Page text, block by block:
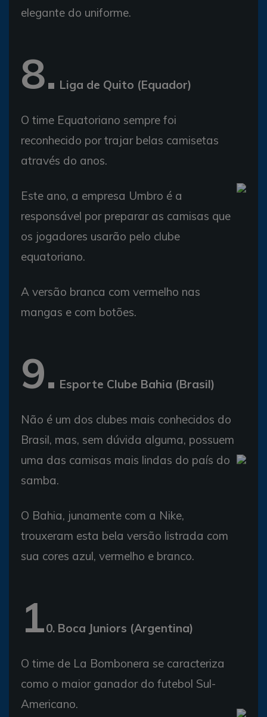
elegante do uniforme.
8. Liga de Quito (Equador)
O time Equatoriano sempre foi
reconhecido por trajar belas camisetas
através do anos.
Este ano, a empresa Umbro é a
responsável por preparar as camisas que
os jogadores usarão pelo clube
equatoriano.
A versão branca com vermelho nas
mangas e com botões.
9. Esporte Clube Bahia (Brasil)
Não é um dos clubes mais conhecidos do
Brasil, mas, sem dúvida alguma, possuem
uma das camisas mais lindas do país do
samba.
O Bahia, junamente com a Nike,
trouxeram esta bela versão listrada com
sua cores azul, vermelho e branco.
10. Boca Juniors (Argentina)
O time de La Bombonera se caracteriza
como o maior ganador do futebol Sul-
Americano.